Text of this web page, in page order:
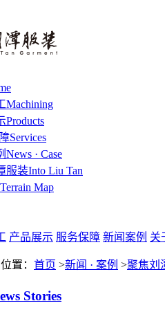
Machining
Products
Services
News · Case
服装Into Liu Tan
Terrain Map
产品展示 服务保障 新闻案例 关
置： 首页 >新闻 · 案例 >聚焦刘
Stories